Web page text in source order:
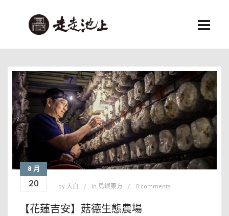
8 月
20 by 大白 in 島嶼東方 0 comments
【花蓮吉安】菇德生態農場